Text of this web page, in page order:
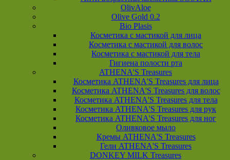
OlivAloe
Olive Gold 0.2
Bio Plasis
Косметика с мастикой для лица
Косметика с мастикой для волос
Косметика с мастикой для тела
Гигиена полости рта
ATHENA'S Treasures
Косметика ATHENA'S Treasures для лица
Косметика ATHENA'S Treasures для волос
Косметика ATHENA'S Treasures для тела
Косметика ATHENA'S Treasures для рук
Косметика ATHENA'S Treasures для ног
Оливковое мыло
Кремы ATHENA'S Treasures
Гели ATHENA'S Treasures
DONKEY MILK Treasures